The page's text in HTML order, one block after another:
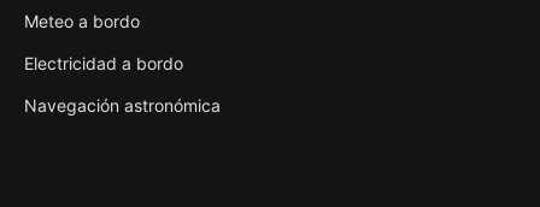
Meteo a bordo
Electricidad a bordo
Navegación astronómica